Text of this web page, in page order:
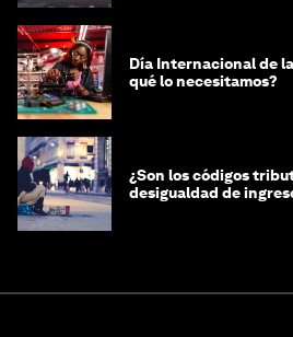
Día Internacional de
qué lo necesitamos?
¿Son los códigos
desigualdad de